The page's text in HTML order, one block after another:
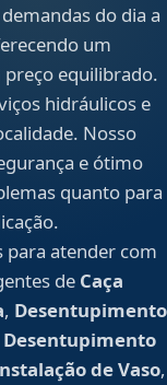
do dia a
um
equilibrado.
hidráulicos e
Nosso
e ótimo
quanto para
para atender com
de Caça
, Desentupimento
Desentupimento
de Vaso,